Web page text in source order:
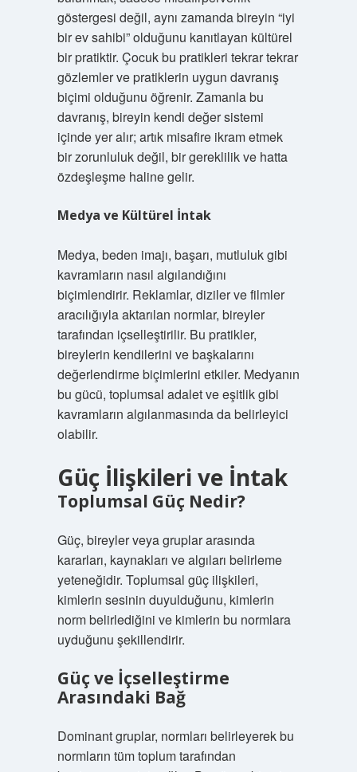
göstergesi değil, aynı zamanda bireyin “iyi
bir ev sahibi” olduğunu kanıtlayan kültürel
bir pratiktir. Çocuk bu pratikleri tekrar tekrar
gözlemler ve pratiklerin uygun davranış
biçimi olduğunu öğrenir. Zamanla bu
davranış, bireyin kendi değer sistemi
içinde yer alır; artık misafire ikram etmek
bir zorunluluk değil, bir gereklilik ve hatta
özdeşleşme haline gelir.
Medya ve Kültürel İntak
Medya, beden imajı, başarı, mutluluk gibi
kavramların nasıl algılandığını
biçimlendirir. Reklamlar, diziler ve filmler
aracılığıyla aktarılan normlar, bireyler
tarafından içselleştirilir. Bu pratikler,
bireylerin kendilerini ve başkalarını
değerlendirme biçimlerini etkiler. Medyanın
bu gücü, toplumsal adalet ve eşitlik gibi
kavramların algılanmasında da belirleyici
olabilir.
Güç İlişkileri ve İntak
Toplumsal Güç Nedir?
Güç, bireyler veya gruplar arasında
kararları, kaynakları ve algıları belirleme
yeteneğidir. Toplumsal güç ilişkileri,
kimlerin sesinin duyulduğunu, kimlerin
norm belirlediğini ve kimlerin bu normlara
uyduğunu şekillendirir.
Güç ve İçselleştirme
Arasındaki Bağ
Dominant gruplar, normları belirleyerek bu
normların tüm toplum tarafından